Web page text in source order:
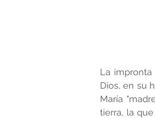
La
Dios, en su
María
tierra, la